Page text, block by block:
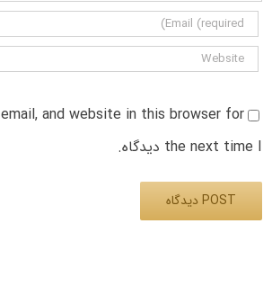
and website in this browser for
the next time I دیدگاه.